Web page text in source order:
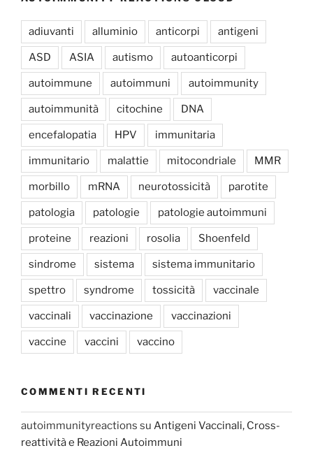
adiuvanti alluminio anticorpi antigeni
ASD ASIA autismo autoanticorpi
autoimmune autoimmuni autoimmunity
autoimmunità citochine DNA
encefalopatia HPV immunitaria
immunitario malattie mitocondriale MMR
morbillo mRNA neurotossicità parotite
patologia patologie patologie autoimmuni
proteine reazioni rosolia Shoenfeld
sindrome sistema sistema immunitario
spettro syndrome tossicità vaccinale
vaccinali vaccinazione vaccinazioni
vaccine vaccini vaccino
COMMENTI RECENTI
autoimmunityreactions su Antigeni Vaccinali, Cross-
reattività e Reazioni Autoimmuni